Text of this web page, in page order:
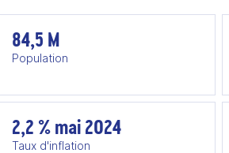
84,5 M
Population
2,2 % mai 2024
Taux d'inflation